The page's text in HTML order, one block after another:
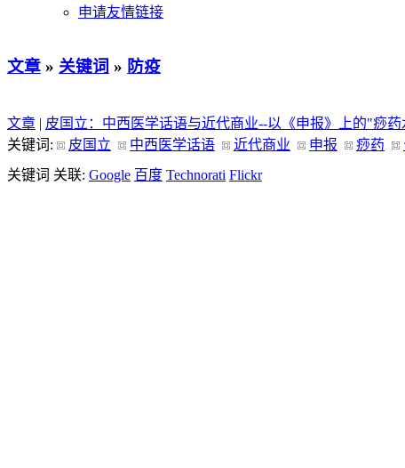
申请友情链接
文章 » 关键词 » 防疫
文章 | 皮国立：中西医学话语与近代商业--以《申报》上的"痧药
关键词:
皮国立 中西医学话语 近代商业 申报 痧药
关键词 关联: Google 百度 Technorati Flickr